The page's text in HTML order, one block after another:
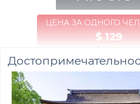
ЦЕНА ЗА ОДНОГО
$ 129